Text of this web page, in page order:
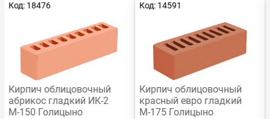
Код: 18476
Кирпич облицовочный
абрикос гладкий ИК-2
М-150 Голицыно
Код: 14591
Кирпич облицовочный
красный евро гладкий
М-175 Голицыно